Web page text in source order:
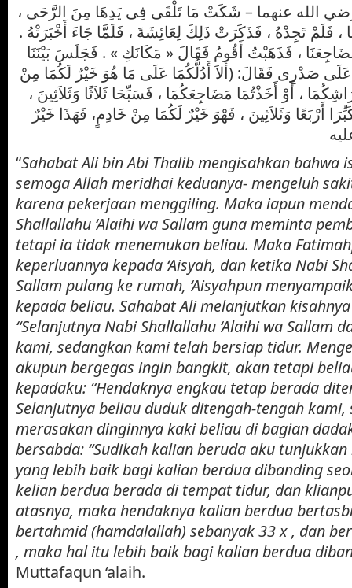
الله عنهما – شَكَتْ مَا تَلْقَى فِى يَدِهَا مِنَ الرَّحَى ،
، فَلَمْ تَجِدْهُ ، فَذَكَرَتْ ذَلِكَ لِعَائِشَةَ ، فَلَمَّا جَاءَ أَخْبَرَتْهُ .
، فَذَهَبْتُ أَقُومُ فَقَالَ « مَكَانَكِ » . فَجَلَسَ بَيْنَنَا
صَدْرِى فَقَالَ: (أَلاَ أَدُلُّكُمَا عَلَى مَا هُوَ خَيْرٌ لَكُمَا مِنْ
، أَوْ أَخَذْتُمَا مَضَاجِعَكُمَا ، فَسَبِّحَا ثَلاَثًا وَثَلاَثِينَ ،
أَرْبَعًا وَثَلاَثِينَ ، فَهْوَ خَيْرٌ لَكُمَا مِنْ خَادِمٍ، فَهَذَا خَيْرٌ
“Sahabat Ali bin Abi Thalib mengisahkan bahwa
semoga Allah meridhai keduanya- mengeluh
karena pekerjaan menggiling. Maka iapun
Shallallahu ‘Alaihi wa Sallam guna meminta
tetapi ia tidak menemukan beliau. Maka
keperluannya kepada ‘Aisyah, dan ketika Nabi
Sallam pulang ke rumah, ‘Aisyahpun
kepada beliau. Sahabat Ali melanjutkan
“Selanjutnya Nabi Shallallahu ‘Alaihi wa Sallam
kami, sedangkan kami telah bersiap tidur.
akupun bergegas ingin bangkit, akan tetapi
kepadaku: “Hendaknya engkau tetap berada
Selanjutnya beliau duduk ditengah-tengah
merasakan dinginnya kaki beliau di bagian
bersabda: “Sudikah kalian beruda aku
yang lebih baik bagi kalian berdua dibanding
kelian berdua berada di tempat tidur, dan
atasnya, maka hendaknya kalian berdua
bertahmid (hamdalallah) sebanyak 33 x , dan
, maka hal itu lebih baik bagi kalian berdua
Muttafaqun ‘alaih.